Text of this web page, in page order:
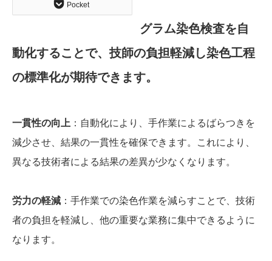
Pocket
グラム染色検査を自
動化することで、技師の負担軽減し染色工程
の標準化が期待できます。
一貫性の向上 ：自動化により、手作業によるばらつきを
減少させ、結果の一貫性を確保できます。これにより、
異なる技術者による結果の差異が少なくなります。
労力の軽減 ：手作業での染色作業を減らすことで、技術
者の負担を軽減し、他の重要な業務に集中できるように
なります。